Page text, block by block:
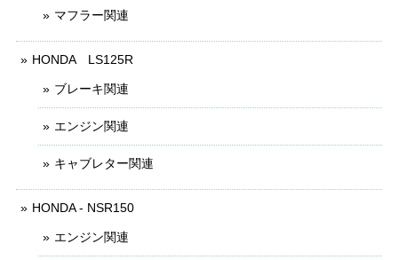
マフラー関連
HONDA LS125R
ブレーキ関連
エンジン関連
キャブレター関連
HONDA - NSR150
エンジン関連